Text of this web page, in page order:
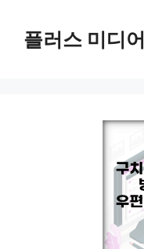
플러스 미디어